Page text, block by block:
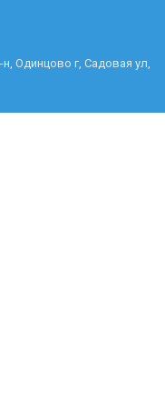
Одинцово г, Садовая ул,